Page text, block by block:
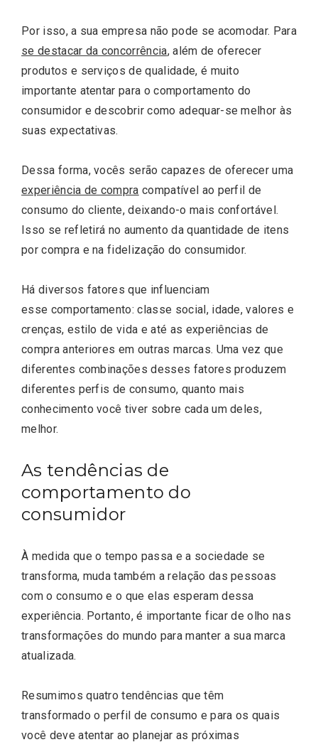
Por isso, a sua empresa não pode se acomodar. Para
se destacar da concorrência, além de oferecer
produtos e serviços de qualidade, é muito
importante atentar para o comportamento do
consumidor e descobrir como adequar-se melhor às
suas expectativas.
Dessa forma, vocês serão capazes de oferecer uma
experiência de compra compatível ao perfil de
consumo do cliente, deixando-o mais confortável.
Isso se refletirá no aumento da quantidade de itens
por compra e na fidelização do consumidor.
Há diversos fatores que influenciam
esse comportamento: classe social, idade, valores e
crenças, estilo de vida e até as experiências de
compra anteriores em outras marcas. Uma vez que
diferentes combinações desses fatores produzem
diferentes perfis de consumo, quanto mais
conhecimento você tiver sobre cada um deles,
melhor.
As tendências de
comportamento do
consumidor
À medida que o tempo passa e a sociedade se
transforma, muda também a relação das pessoas
com o consumo e o que elas esperam dessa
experiência. Portanto, é importante ficar de olho nas
transformações do mundo para manter a sua marca
atualizada.
Resumimos quatro tendências que têm
transformado o perfil de consumo e para os quais
você deve atentar ao planejar as próximas